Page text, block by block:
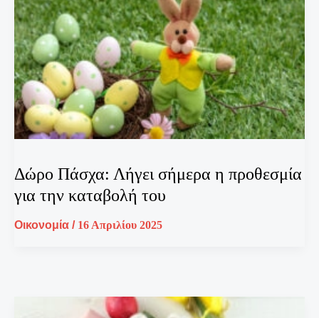
Δώρο Πάσχα: Λήγει σήμερα η προθεσμία
για την καταβολή του
Οικονομία / 16 Απριλίου 2025